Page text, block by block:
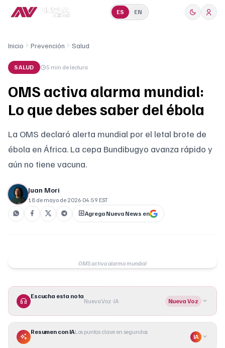
ES EN
Inicio Prevención Salud
SALUD 5 min de lectura
OMS activa alarma mundial:
Lo que debes saber del ébola
La OMS declaró alerta mundial por el letal brote de
ébola en África. La cepa Bundibugyo avanza rápido y
aún no tiene vacuna.
Juan Mori
18 de mayo de 2026·04:59 EST
Agrega Nueva News en
OMS activa alarma mundial
Escucha esta nota
Nueva Voz · IA Nueva Voz
Resumen con IALos puntos clave en segundos
IA